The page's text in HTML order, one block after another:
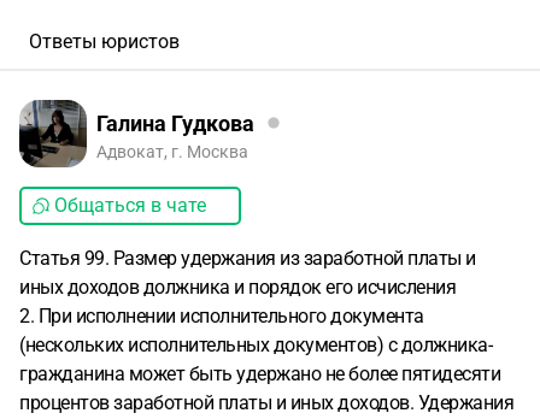
Ответы юристов
Галина Гудкова
Адвокат, г. Москва
Общаться в чате
Статья 99. Размер удержания из заработной платы и
иных доходов должника и порядок его исчисления
2. При исполнении исполнительного документа
(нескольких исполнительных документов) с должника-
гражданина может быть удержано не более пятидесяти
процентов заработной платы и иных доходов. Удержания